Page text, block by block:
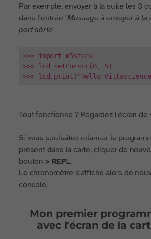
Par exemple, envoyer à la suite les 3
dans l'entrée "Message à envoyer à la
port série"
>>> import m5stack
>>> lcd.setCursor(0, 5)
>>> lcd.print("Hello
Tout fonctionne ? Regardez l'écran de
Si vous souhaitez relancer le
présent dans la carte, cliquer de
bouton> REPL.
Le chronomètre s'affiche alors de
console.
Mon premier
avec l'écran de la